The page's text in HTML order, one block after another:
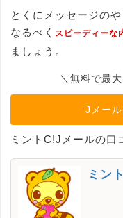
とくにメッセージの
なるべく スピーディーな
ましょう。
＼無料で最
Jメー
ミントC!Jメールの口
ミン